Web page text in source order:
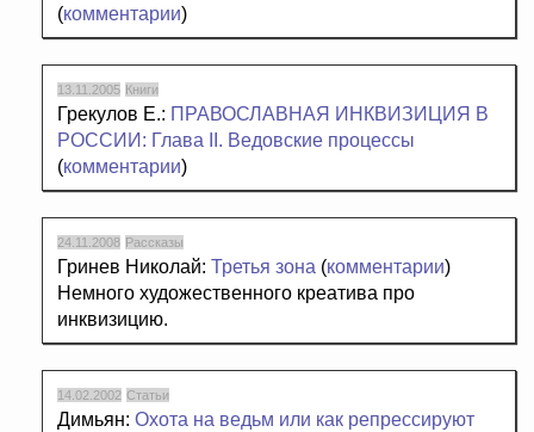
(комментарии)
13.11.2005 Книги
Грекулов Е.: ПРАВОСЛАВНАЯ ИНКВИЗИЦИЯ В
РОССИИ: Глава II. Ведовские процессы
(комментарии)
24.11.2008 Рассказы
Гринев Николай: Третья зона (комментарии)
Немного художественного креатива про
инквизицию.
14.02.2002 Статьи
Димьян: Охота на ведьм или как репрессируют